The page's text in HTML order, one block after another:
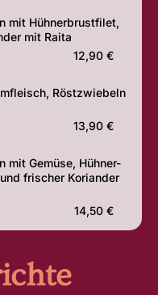
mit Hühnerbrustfilet,
mit Raita
12,90 €
Röstzwiebeln
13,90 €
mit Gemüse, Hühner-
frischer Koriander
14,50 €